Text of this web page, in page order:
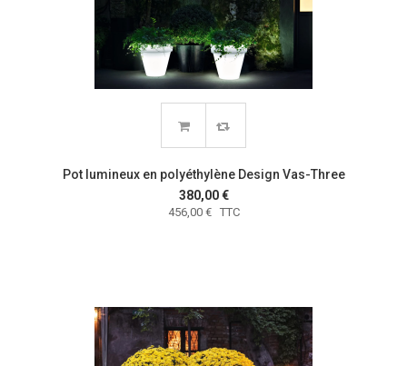
Pot lumineux en polyéthylène Design Vas-Three
380,00 €
456,00 € TTC